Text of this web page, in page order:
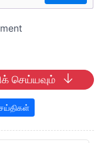
செய்யவும்